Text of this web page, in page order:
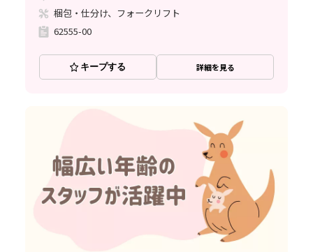
梱包・仕分け、フォークリフト
62555-00
キープする 詳細を見る